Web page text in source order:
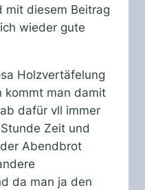
mit diesem Beitrag
wieder gute
Holzvertäfelung
kommt man damit
dafür vll immer
Zeit und
Abendbrot
da man ja den